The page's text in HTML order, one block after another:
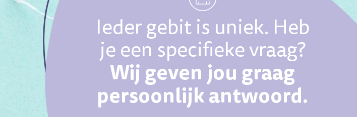
Ieder gebit is uniek. Heb
je een specifieke vraag?
Wij geven jou graag
persoonlijk antwoord.